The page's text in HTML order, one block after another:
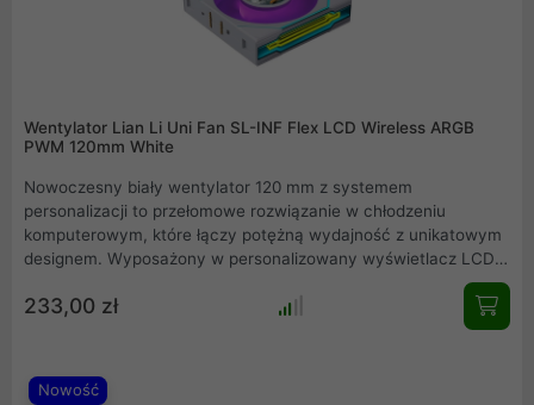
Wentylator Lian Li Uni Fan SL-INF Flex LCD Wireless ARGB
PWM 120mm White
Nowoczesny biały wentylator 120 mm z systemem
personalizacji to przełomowe rozwiązanie w chłodzeniu
komputerowym, które łączy potężną wydajność z unikatowym
designem. Wyposażony w personalizowany wyświetlacz LCD
1,8 cala oraz bezprzewodowy odbiornik sygnału, moduł ten
umożliwia pełną kontrolę nad systemem i estetyką bez
zbędnych kabli. Wysokie ciśnienie statyczne oraz optymalny
oraz obudów komputerowych klasy premium.
233,00 zł
Nowość